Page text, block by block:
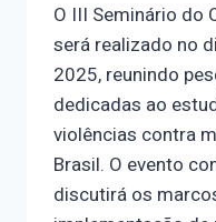
O III Seminário do
será realizado no
2025, reunindo
dedicadas ao
violências contra
Brasil. O evento
discutirá os